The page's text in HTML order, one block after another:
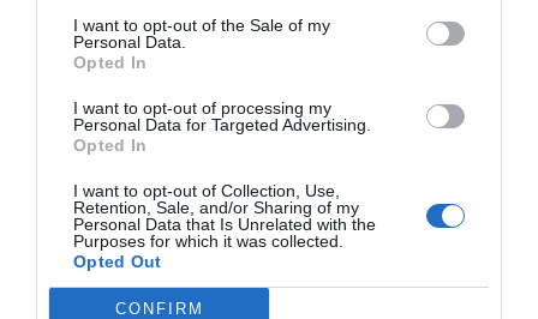
I want to opt-out of the Sale of my
Personal Data.
Opted In
I want to opt-out of processing my
Personal Data for Targeted Advertising.
Opted In
I want to opt-out of Collection, Use,
Retention, Sale, and/or Sharing of my
Personal Data that Is Unrelated with the
Purposes for which it was collected.
Opted Out
CONFIRM
por Eulogio López